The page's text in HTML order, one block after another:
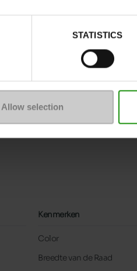
STATISTICS
Allow selection
Kenmerken
Color
Breedte van de Raad